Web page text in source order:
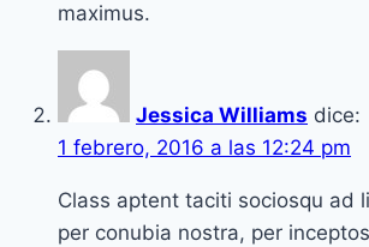
maximus.
Jessica Williams dice:
1 febrero, 2016 a las 12:24 pm
Class aptent taciti sociosqu ad
per conubia nostra, per